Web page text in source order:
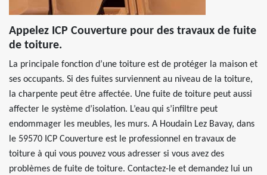
Appelez ICP Couverture pour des travaux de fuite
de toiture.
La principale fonction d’une toiture est de protéger la maison et
ses occupants. Si des fuites surviennent au niveau de la toiture,
la charpente peut être affectée. Une fuite de toiture peut aussi
affecter le système d’isolation. L’eau qui s’infiltre peut
endommager les meubles, les murs. A Houdain Lez Bavay, dans
le 59570 ICP Couverture est le professionnel en travaux de
toiture à qui vous pouvez vous adresser si vous avez des
problèmes de fuite de toiture. Contactez-le et demandez lui un